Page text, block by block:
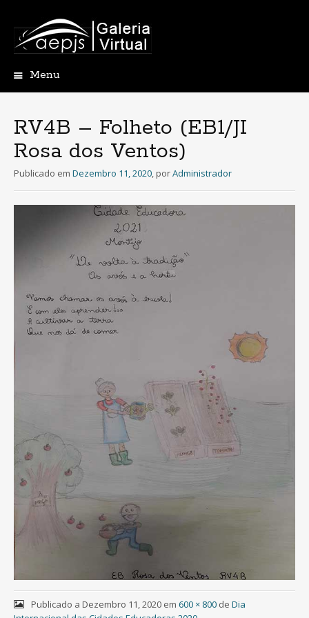
Menu
conteúdo
RV4B – Folheto (EB1/JI
Rosa dos Ventos)
Publicado em Dezembro 11, 2020, porAdministrador
Publicado a Dezembro 11, 2020em 600 × 800de Dia